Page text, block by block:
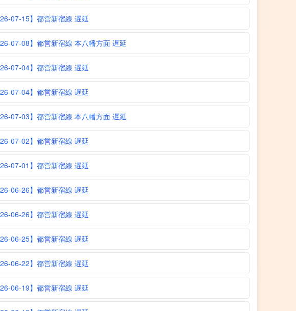
07-15】都営新宿線 遅延
07-08】都営新宿線 本八幡方面 遅延
07-04】都営新宿線 遅延
07-04】都営新宿線 遅延
07-03】都営新宿線 本八幡方面 遅延
07-02】都営新宿線 遅延
07-01】都営新宿線 遅延
06-26】都営新宿線 遅延
06-26】都営新宿線 遅延
06-25】都営新宿線 遅延
06-22】都営新宿線 遅延
06-19】都営新宿線 遅延